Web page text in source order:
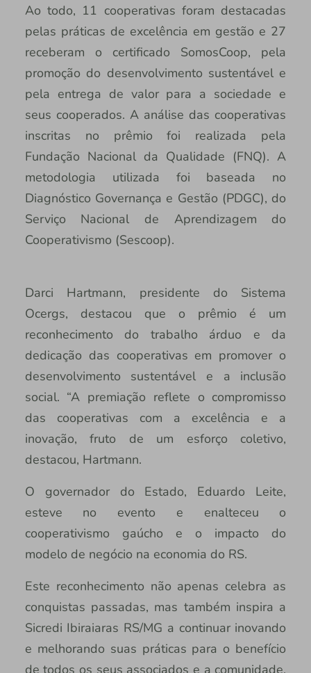
Ao todo, 11 cooperativas foram destacadas
pelas práticas de excelência em gestão e 27
receberam o certificado SomosCoop, pela
promoção do desenvolvimento sustentável e
pela entrega de valor para a sociedade e
seus cooperados. A análise das cooperativas
inscritas no prêmio foi realizada pela
Fundação Nacional da Qualidade (FNQ). A
metodologia utilizada foi baseada no
Diagnóstico Governança e Gestão (PDGC), do
Serviço Nacional de Aprendizagem do
Cooperativismo (Sescoop).
Darci Hartmann, presidente do Sistema
Ocergs, destacou que o prêmio é um
reconhecimento do trabalho árduo e da
dedicação das cooperativas em promover o
desenvolvimento sustentável e a inclusão
social. “A premiação reflete o compromisso
das cooperativas com a excelência e a
inovação, fruto de um esforço coletivo,
destacou, Hartmann.
O governador do Estado, Eduardo Leite,
esteve no evento e enalteceu o
cooperativismo gaúcho e o impacto do
modelo de negócio na economia do RS.
Este reconhecimento não apenas celebra as
conquistas passadas, mas também inspira a
Sicredi Ibiraiaras RS/MG a continuar inovando
e melhorando suas práticas para o benefício
de todos os seus associados e a comunidade.